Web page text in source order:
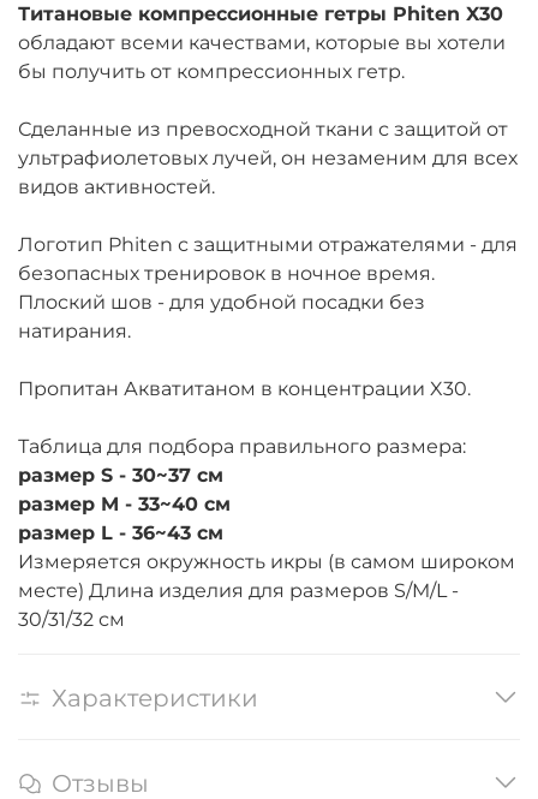
Титановые компрессионные гетры Phiten X30
обладают всеми качествами, которые вы хотели
бы получить от компрессионных гетр.
Сделанные из превосходной ткани с защитой от
ультрафиолетовых лучей, он незаменим для всех
видов активностей.
Логотип Phiten с защитными отражателями - для
безопасных тренировок в ночное время.
Плоский шов - для удобной посадки без
натирания.
Пропитан Акватитаном в концентрации X30.
Таблица для подбора правильного размера:
размер S - 30~37 см
размер M - 33~40 см
размер L - 36~43 см
Измеряется окружность икры (в самом широком
месте) Длина изделия для размеров S/M/L -
30/31/32 см
Характеристики
Отзывы